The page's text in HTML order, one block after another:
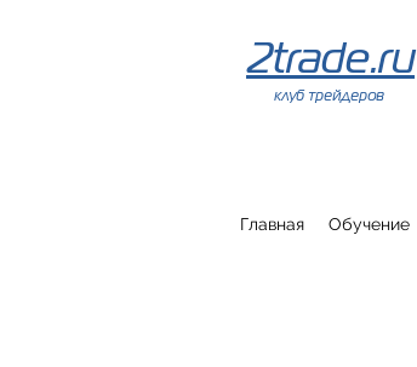
2trade.ru
клуб трейдеров
Главная Обучение